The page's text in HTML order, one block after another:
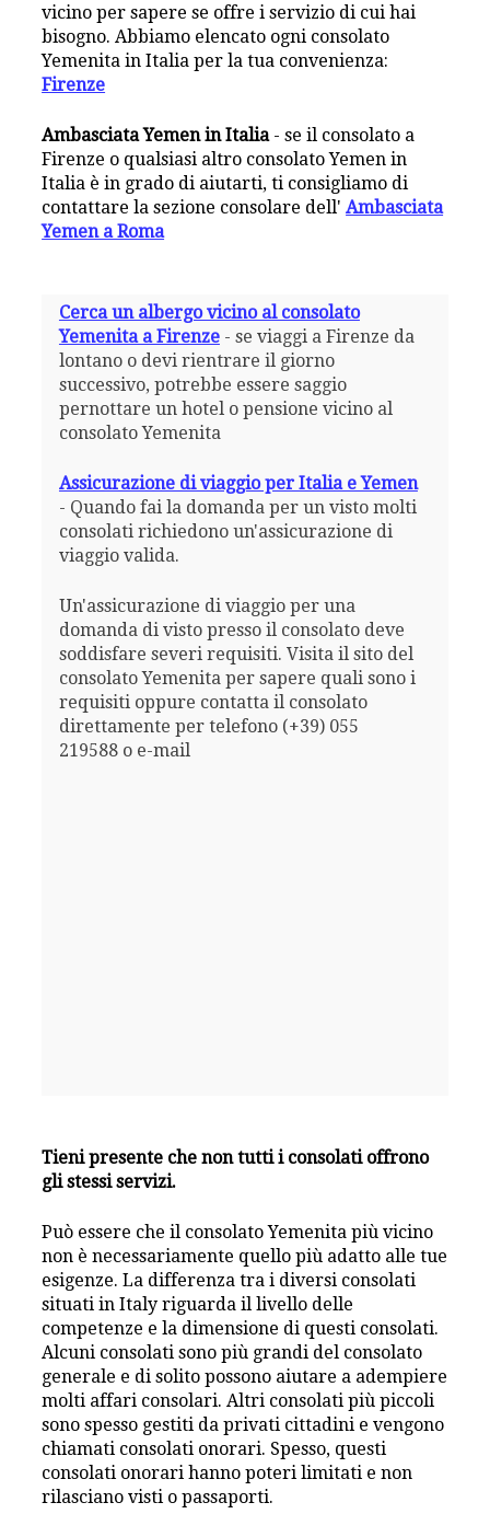
vicino per sapere se offre i servizio di cui hai
bisogno. Abbiamo elencato ogni consolato
Yemenita in Italia per la tua convenienza:
Firenze
Ambasciata Yemen in Italia- se il consolato a
Firenze o qualsiasi altro consolato Yemen in
Italia è in grado di aiutarti, ti consigliamo di
contattare la sezione consolare dell'Ambasciata
Yemen a Roma
Cerca un albergo vicino al consolato
Yemenita a Firenze- se viaggi a Firenze da
lontano o devi rientrare il giorno
successivo, potrebbe essere saggio
pernottare un hotel o pensione vicino al
consolato Yemenita
Assicurazione di viaggio per Italia e Yemen
- Quando fai la domanda per un visto molti
consolati richiedono un'assicurazione di
viaggio valida.
Un'assicurazione di viaggio per una
domanda di visto presso il consolato deve
soddisfare severi requisiti. Visita il sito del
consolato Yemenita per sapere quali sono i
requisiti oppure contatta il consolato
direttamente per telefono (+39) 055
219588 o e-mail
Tieni presente che non tutti i consolati offrono
gli stessi servizi.
Può essere che il consolato Yemenita più vicino
non è necessariamente quello più adatto alle tue
esigenze. La differenza tra i diversi consolati
situati in Italy riguarda il livello delle
competenze e la dimensione di questi consolati.
Alcuni consolati sono più grandi del consolato
generale e di solito possono aiutare a adempiere
molti affari consolari. Altri consolati più piccoli
sono spesso gestiti da privati cittadini e vengono
chiamati consolati onorari. Spesso, questi
consolati onorari hanno poteri limitati e non
rilasciano visti o passaporti.